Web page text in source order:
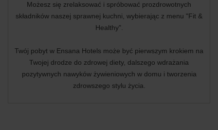
Możesz się zrelaksować i spróbować prozdrowotnych
składników naszej sprawnej kuchni, wybierając z menu "Fit &
Healthy".
Twój pobyt w Ensana Hotels może być pierwszym krokiem na
Twojej drodze do zdrowej diety, dalszego wdrażania
pozytywnych nawyków żywieniowych w domu i tworzenia
zdrowszego stylu życia.